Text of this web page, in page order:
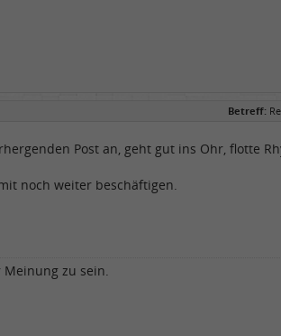
Betreff:
Post an, geht gut ins Ohr, flotte
noch weiter beschäftigen.
zu sein.